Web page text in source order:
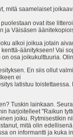
mitä saamelaiset
ovat itse
ja Väisäsen
alkoi joikua jotain
äänitykseen! Vai
osa joikukulttuuria.
En siis ollut
ei
latistuu
Tuskin lainkaan.
harjoitelleet "Raikun
joiku. Rytmisestikin
mitä olin
on informantti ja kuka